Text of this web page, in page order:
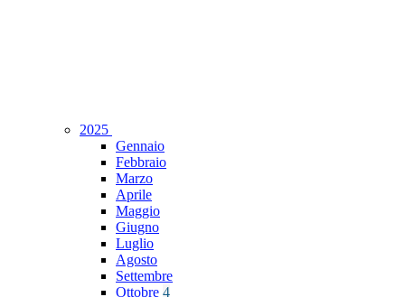
2025
Gennaio
Febbraio
Marzo
Aprile
Maggio
Giugno
Luglio
Agosto
Settembre
Ottobre 4